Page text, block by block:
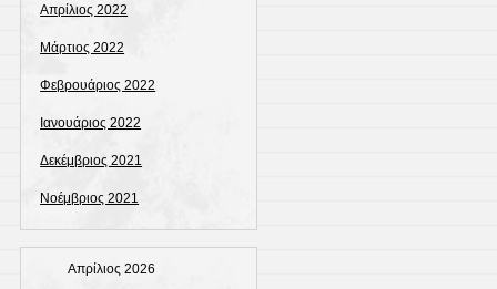
Απρίλιος 2022
Μάρτιος 2022
Φεβρουάριος 2022
Ιανουάριος 2022
Δεκέμβριος 2021
Νοέμβριος 2021
Απρίλιος 2026